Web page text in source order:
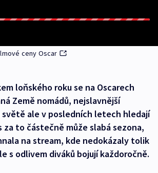
ceny Oscar
loňského roku se na Oscarech
Země nomádů, nejslavnější
ale v posledních letech hledají
za to částečně může slabá sezona,
na stream, kde nedokázaly tolik
s odlivem diváků bojují každoročně.